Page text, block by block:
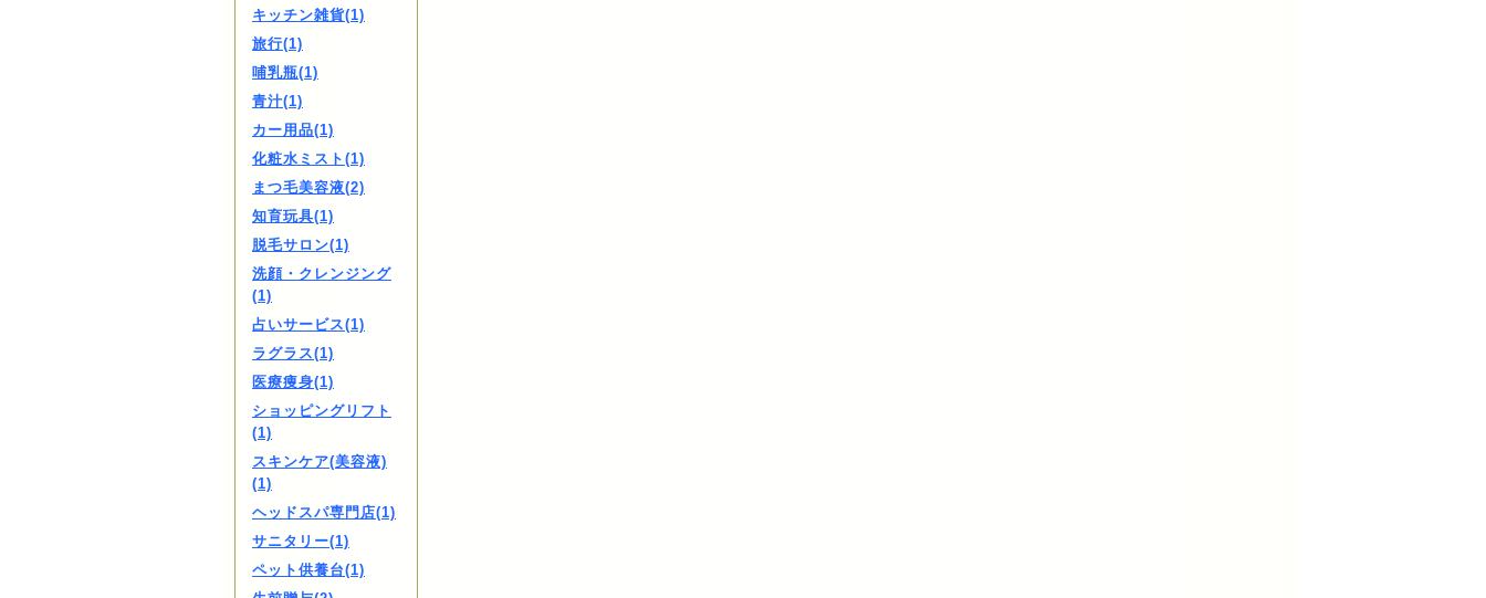
キッチン雑貨(1)
旅行(1)
哺乳瓶(1)
青汁(1)
カー用品(1)
化粧水ミスト(1)
まつ毛美容液(2)
知育玩具(1)
脱毛サロン(1)
洗顔・クレンジング
(1)
占いサービス(1)
ラグラス(1)
医療痩身(1)
ショッピングリフト
(1)
スキンケア(美容液)
(1)
ヘッドスパ専門店(1)
サニタリー(1)
ペット供養台(1)